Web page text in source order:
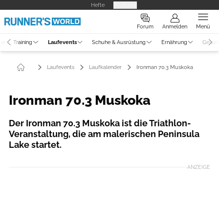
Hefte
Forum Anmelden Menü
Training Laufevents Schuhe & Ausrüstung Ernährung
Laufevents Laufkalender Ironman 70.3 Muskoka
Ironman 70.3 Muskoka
Der Ironman 70.3 Muskoka ist die Triathlon-
Veranstaltung, die am malerischen Peninsula
Lake startet.
ANZEIGE